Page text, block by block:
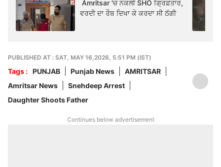
Amritsar 'ਚ ਨਕਲੀ SHO ਗ੍ਰਿਫ਼ਤਾਰ,
ਵਰਦੀ ਦਾ ਰੌਬ ਦਿਖਾ ਕੇ ਕਰਦਾ ਸੀ ਠੱਗੀ
PUBLISHED AT : SAT, MAY 16,2026, 5:51 PM (IST)
Tags : PUNJAB Punjab News
AMRITSAR
Amritsar News
Snehdeep Arrest
Daughter Shoots Father
Continues below advertisement